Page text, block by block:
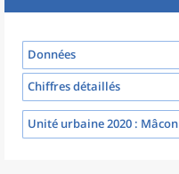
Données
Chiffres détaillés
Unité urbaine 2020 : Mâcon